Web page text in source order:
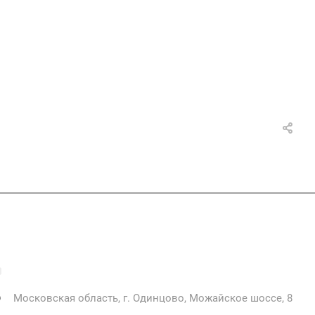
Московская область, г. Одинцово, Можайское шоссе, 8